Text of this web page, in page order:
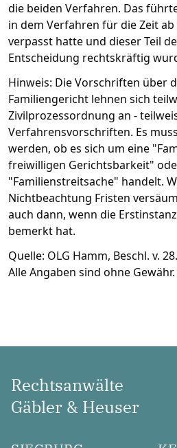
die beiden Verfahren. Das
in dem Verfahren für die Zeit
verpasst hatte und dieser Teil
Entscheidung rechtskräftig
Hinweis: Die Vorschriften über
Familiengericht lehnen sich
Zivilprozessordnung an -
Verfahrensvorschriften. Es
werden, ob es sich um eine
freiwilligen Gerichtsbarkeit"
"Familienstreitsache" handelt.
Nichtbeachtung Fristen
auch dann, wenn die
bemerkt hat.
Quelle: OLG Hamm, Beschl. v.
Alle Angaben sind ohne
Rechtsanwälte
Gäbler & Heuser